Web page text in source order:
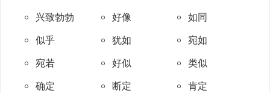
兴致勃勃 好像 如同
似乎 犹如 宛如
宛若 好似 类似
确定 断定 肯定